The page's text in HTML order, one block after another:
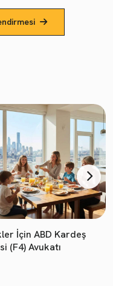
İçin ABD Kardeş
(F4) Avukatı